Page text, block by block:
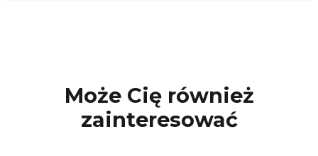
Może Cię również
zainteresować